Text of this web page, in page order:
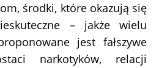
środki, które okazują się
– jakże wielu
jest fałszywe
narkotyków, relacji